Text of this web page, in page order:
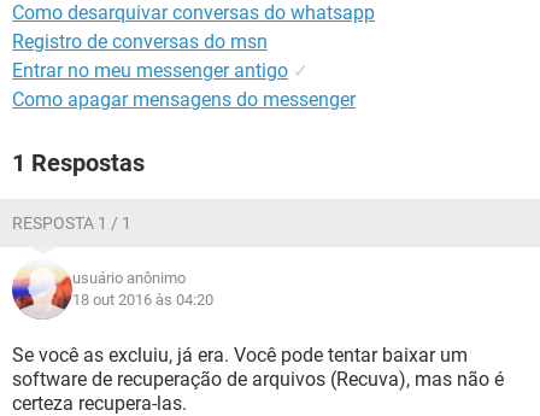
Como desarquivar conversas do whatsapp
Registro de conversas do msn
Entrar no meu messenger antigo ✓
Como apagar mensagens do messenger
1 Respostas
RESPOSTA 1 / 1
usuário anônimo
18 out 2016 às 04:20
Se você as excluiu, já era. Você pode tentar baixar um
software de recuperação de arquivos (Recuva), mas não é
certeza recupera-las.